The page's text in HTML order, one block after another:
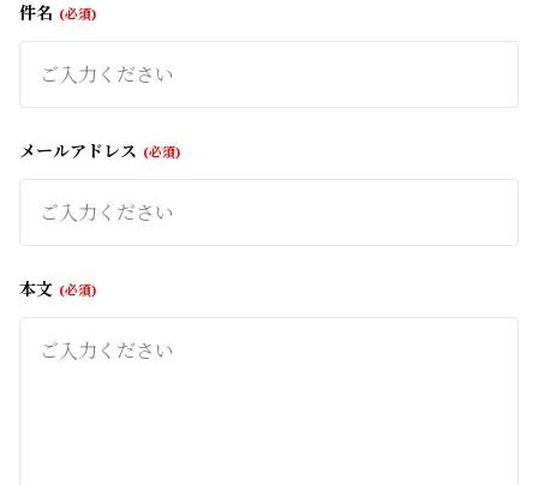
件名 必須
メールアドレス 必須
本文 必須